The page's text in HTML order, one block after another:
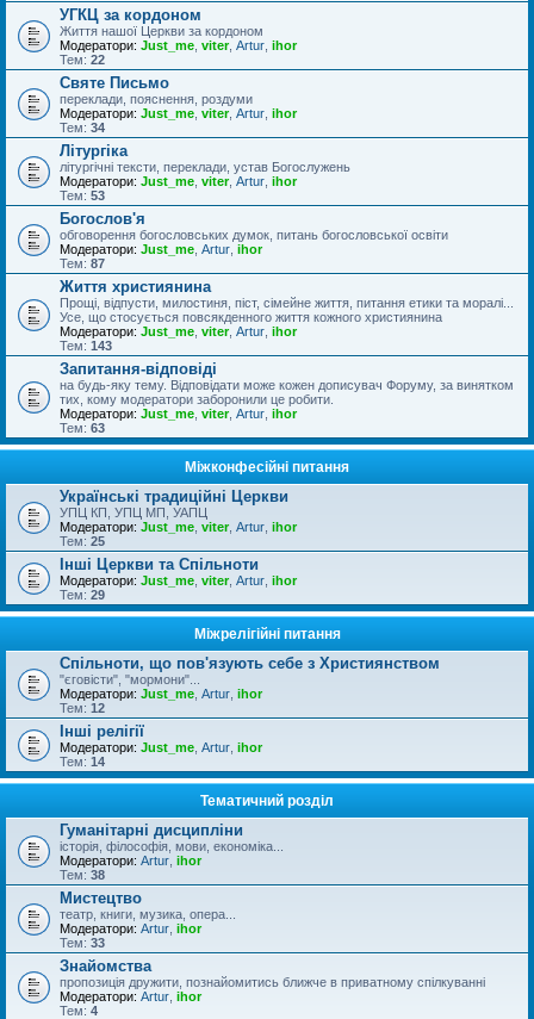
УГКЦ за кордоном
Життя нашої Церкви за кордоном
Модератори: Just_me viter, Artur ihor
Тем: 22
Святе Письмо
переклади, пояснення, роздуми
Модератори: Just_me viter, Artur ihor
Тем: 34
Літургіка
літургічні тексти, переклади, устав Богослужень
Модератори: Just_me viter, Artur ihor
Тем: 53
Богослов'я
обговорення богословських думок, питань богословської освіти
Модератори: Just_me Artur ihor
Тем: 87
Життя християнина
Прощі, відпусти, милостиня, піст, сімейне життя, питання етики та моралі...
Усе, що стосується повсякденного життя кожного християнина
Модератори: Just_me viter, Artur ihor
Тем: 143
Запитання-відповіді
на будь-яку тему. Відповідати може кожен дописувач Форуму, за винятком
тих, кому модератори заборонили це робити.
Модератори: Just_me viter, Artur ihor
Тем: 63
Міжконфесійні питання
Українські традиційні Церкви
УПЦ КП, УПЦ МП, УАПЦ
Модератори: Just_me viter, Artur ihor
Тем: 25
Інші Церкви та Спільноти
Модератори: Just_me viter, Artur ihor
Тем: 29
Міжрелігійні питання
Спільноти, що пов'язують себе з Християнством
"єговісти", "мормони"...
Модератори: Just_me Artur ihor
Тем: 12
Інші релігії
Модератори: Just_me Artur ihor
Тем: 14
Тематичний розділ
Гуманітарні дисципліни
історія, філософія, мови, економіка...
Модератори: Artur ihor
Тем: 38
Мистецтво
театр, книги, музика, опера...
Модератори: Artur ihor
Тем: 33
Знайомства
пропозиція дружити, познайомитись ближче в приватному спілкуванні
Модератори: Artur ihor
Тем: 4